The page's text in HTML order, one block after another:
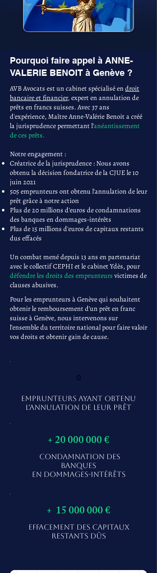
Pourquoi faire appel à ANNE-
VALERIE BENOIT à Genève ?
AVB Avocats est un cabinet spécialisé endroit
bancaire et financier, expert en annulation de
prêts en francs suisses. Avec 37 ans
d'expérience, Maître Anne-Valérie Benoit a créé
la jurisprudence permettant l'anéantissement
de ces prêts.
Notre engagement :
Créatrice de la jurisprudence : Nous avons
obtenu la décision fondatrice de la CJUE le 10
juin 2021
505 emprunteurs ont obtenu l'annulation de leur
prêt grâce à notre action
Plus de 20 millions d'euros de condamnations
des banques en dommages-intérêts
Plus de 15 millions d'euros de capitaux restants
dus effacés
Un combat mené depuis 13 ans en partenariat
avec le collectif CEPHI et le cabinet Ydès, pour
défendre les droits des emprunteurs victimes de
clauses abusives.
Pour les emprunteurs à Genève qui souhaitent
obtenir le remboursement d’un prêt en franc
suisse à Genève, nous intervenons sur
l'ensemble du territoire national pour faire valoir
vos droits et obtenir gain de cause.
0
EMPRUNTEURS AYANT OBTENU
L'ANNULATION DE LEUR PRÊT
+20 000 000€
CONDAMNATION DES
BANQUES
EN DOMMAGES-INTÉRÊTS
+ 15 000 000€
EFFACEMENT DES CAPITAUX
RESTANTS DÛS